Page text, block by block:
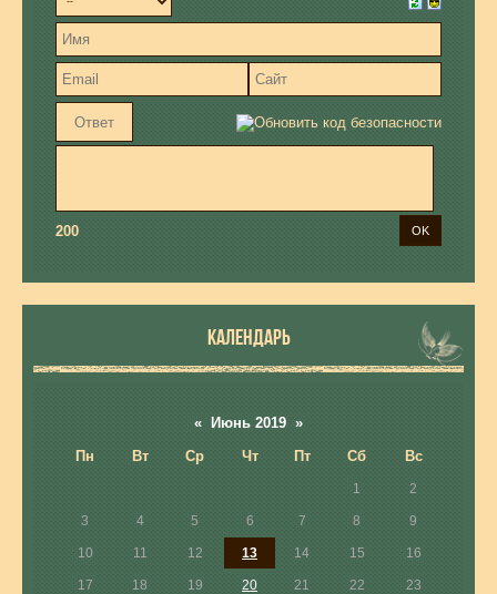
200
КАЛЕНДАРЬ
« Июнь 2019 »
Пн
Вт Ср Чт Пт Сб Вс
1 2
3 4 5 6 7 8 9
10 11 12 13 14 15 16
17 18 19 20 21 22 23